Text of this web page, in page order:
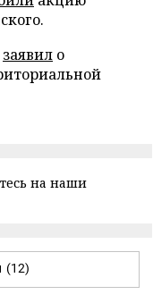
заявил о
на наши
(12)